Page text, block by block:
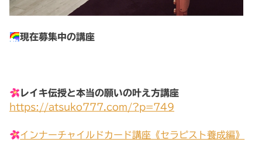
現在募集中の講座
レイキ伝授と本当の願いの叶え方講座
https://atsuko777.com/?p=749
インナーチャイルドカード講座《セラピスト養成編》